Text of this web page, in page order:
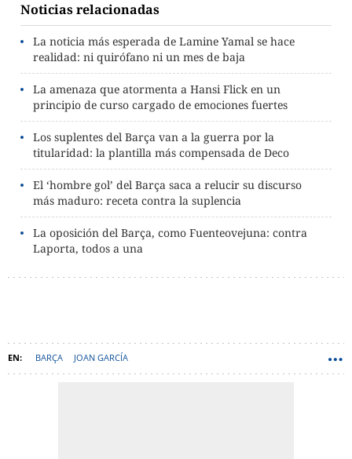
Noticias relacionadas
La noticia más esperada de Lamine Yamal se hace
realidad: ni quirófano ni un mes de baja
La amenaza que atormenta a Hansi Flick en un
principio de curso cargado de emociones fuertes
Los suplentes del Barça van a la guerra por la
titularidad: la plantilla más compensada de Deco
El ‘hombre gol’ del Barça saca a relucir su discurso
más maduro: receta contra la suplencia
La oposición del Barça, como Fuenteovejuna: contra
Laporta, todos a una
BARÇA JOAN GARCÍA